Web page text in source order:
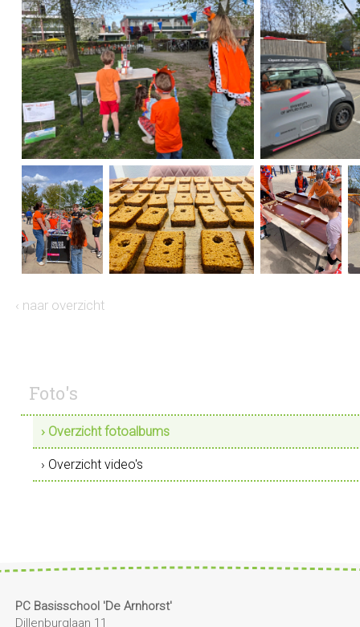
‹ naar overzicht
Foto's
› Overzicht fotoalbums
› Overzicht video's
PC Basisschool 'De Arnhorst'
Dillenburglaan 11